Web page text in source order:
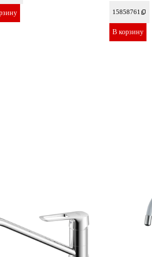
15858761
В корзину